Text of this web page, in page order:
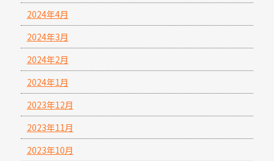
2024年4月
2024年3月
2024年2月
2024年1月
2023年12月
2023年11月
2023年10月